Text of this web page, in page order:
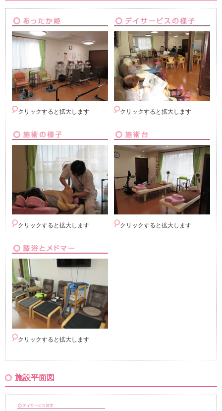
クリックすると拡大します クリックすると拡大します
クリックすると拡大します クリックすると拡大します
クリックすると拡大します
施設平面図